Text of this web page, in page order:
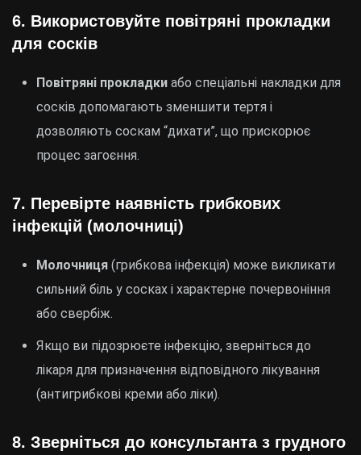
6. Використовуйте повітряні прокладки
для сосків
Повітряні прокладки або спеціальні накладки для
сосків допомагають зменшити тертя і
дозволяють соскам “дихати”, що прискорює
процес загоєння.
7. Перевірте наявність грибкових
інфекцій (молочниці)
Молочниця (грибкова інфекція) може викликати
сильний біль у сосках і характерне почервоніння
або свербіж.
Якщо ви підозрюєте інфекцію, зверніться до
лікаря для призначення відповідного лікування
(антигрибкові креми або ліки).
8. Зверніться до консультанта з грудного